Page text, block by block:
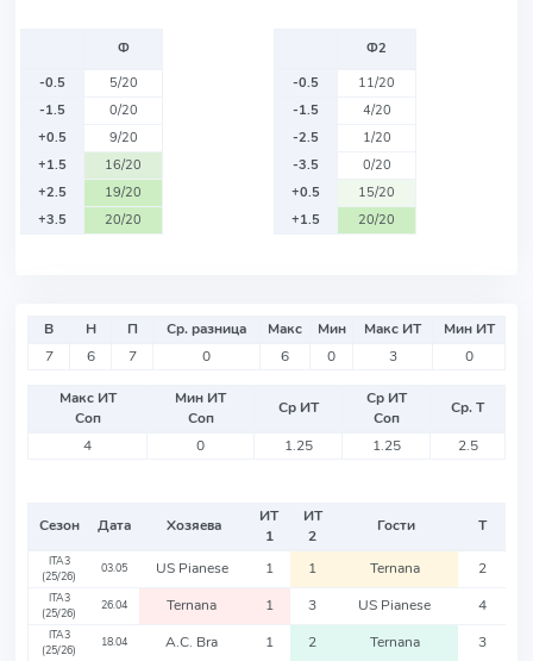
Ф
-0.5
5/20
-1.5
0/20
+0.5
9/20
+1.5
16/20
+2.5
19/20
+3.5
20/20
Ф2
-0.5
11/20
-1.5
4/20
-2.5
1/20
-3.5
0/20
+0.5
15/20
+1.5
20/20
В Н П Ср. разница Макс Мин Макс ИТ
Мин ИТ
7
6 7 0 6 0 3 0
Макс ИТ
Соп
Мин ИТ
Соп
Ср ИТ
Ср ИТ
Соп
Ср. Т
4
0 1.25 1.25 2.5
Сезон Дата Хозяева
ИТ
1
ИТ
2
Гости Т
ITA3
(25/26)
03.05 US Pianese 1 1 Ternana 2
ITA3
(25/26)
26.04 Ternana 1 3 US Pianese 4
ITA3
(25/26)
18.04 A.C. Bra 1 2 Ternana 3